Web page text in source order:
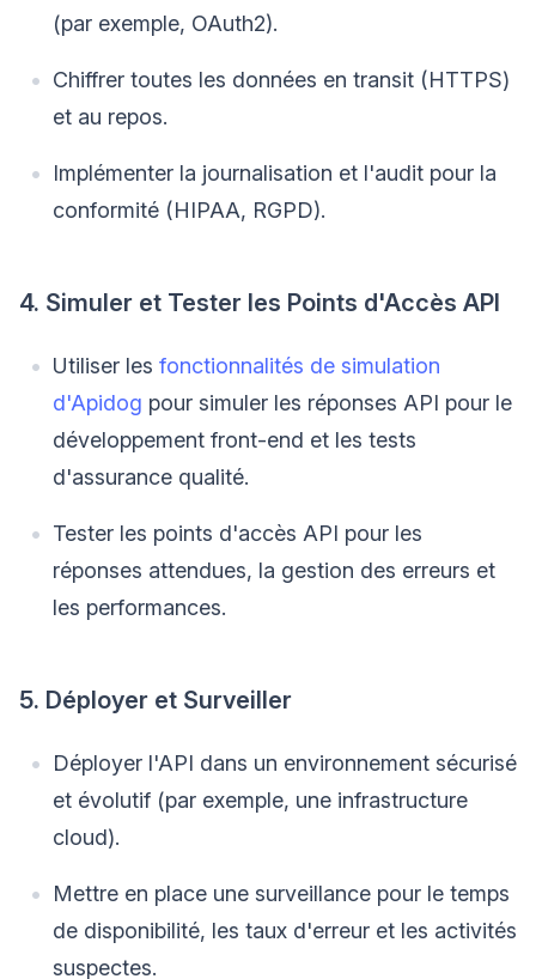
(par exemple, OAuth2).
Chiffrer toutes les données en transit (HTTPS)
et au repos.
Implémenter la journalisation et l'audit pour la
conformité (HIPAA, RGPD).
4. Simuler et Tester les Points d'Accès API
Utiliser les fonctionnalités de simulation
d'Apidog pour simuler les réponses API pour le
développement front-end et les tests
d'assurance qualité.
Tester les points d'accès API pour les
réponses attendues, la gestion des erreurs et
les performances.
5. Déployer et Surveiller
Déployer l'API dans un environnement sécurisé
et évolutif (par exemple, une infrastructure
cloud).
Mettre en place une surveillance pour le temps
de disponibilité, les taux d'erreur et les activités
suspectes.